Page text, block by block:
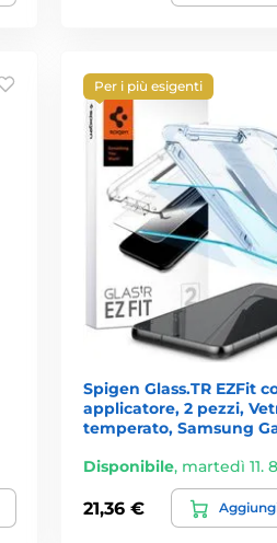
Per i più esigenti
Spigen Glass.TR EZFit
applicatore, 2 pezzi,
temperato, Samsung
Disponibile, martedì 11.
21,36 €